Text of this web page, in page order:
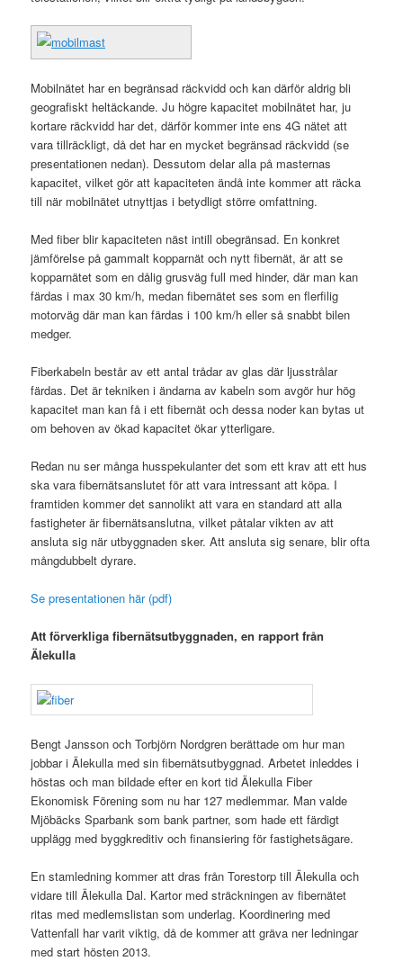
Mobilnätet har en begränsad räckvidd och kan därför aldrig bli
geografiskt heltäckande. Ju högre kapacitet mobilnätet har, ju
kortare räckvidd har det, därför kommer inte ens 4G nätet att
vara tillräckligt, då det har en mycket begränsad räckvidd (se
presentationen nedan). Dessutom delar alla på masternas
kapacitet, vilket gör att kapaciteten ändå inte kommer att räcka
till när mobilnätet utnyttjas i betydligt större omfattning.
Med fiber blir kapaciteten näst intill obegränsad. En konkret
jämförelse på gammalt kopparnät och nytt fibernät, är att se
kopparnätet som en dålig grusväg full med hinder, där man kan
färdas i max 30 km/h, medan fibernätet ses som en flerfilig
motorväg där man kan färdas i 100 km/h eller så snabbt bilen
medger.
Fiberkabeln består av ett antal trådar av glas där ljusstrålar
färdas. Det är tekniken i ändarna av kabeln som avgör hur hög
kapacitet man kan få i ett fibernät och dessa noder kan bytas ut
om behoven av ökad kapacitet ökar ytterligare.
Redan nu ser många husspekulanter det som ett krav att ett hus
ska vara fibernätsanslutet för att vara intressant att köpa. I
framtiden kommer det sannolikt att vara en standard att alla
fastigheter är fibernätsanslutna, vilket påtalar vikten av att
ansluta sig när utbyggnaden sker. Att ansluta sig senare, blir ofta
mångdubbelt dyrare.
Se presentationen här (pdf)
Att förverkliga fibernätsutbyggnaden, en rapport från
Älekulla
Bengt Jansson och Torbjörn Nordgren berättade om hur man
jobbar i Älekulla med sin fibernätsutbyggnad. Arbetet inleddes i
höstas och man bildade efter en kort tid Älekulla Fiber
Ekonomisk Förening som nu har 127 medlemmar. Man valde
Mjöbäcks Sparbank som bank partner, som hade ett färdigt
upplägg med byggkreditiv och finansiering för fastighetsägare.
En stamledning kommer att dras från Torestorp till Älekulla och
vidare till Älekulla Dal. Kartor med sträckningen av fibernätet
ritas med medlemslistan som underlag. Koordinering med
Vattenfall har varit viktig, då de kommer att gräva ner ledningar
med start hösten 2013.